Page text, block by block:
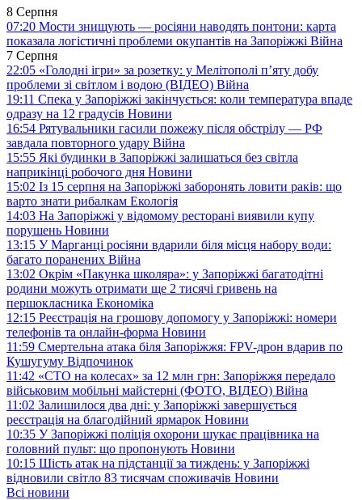
8 Серпня
07:20 Мости знищують — росіяни наводять понтони: карта
показала логістичні проблеми окупантів на Запоріжжі Війна
7 Серпня
22:05 «Голодні ігри» за розетку: у Мелітополі п’яту добу
проблеми зі світлом і водою (ВІДЕО) Війна
19:11 Спека у Запоріжжі закінчується: коли температура впаде
одразу на 12 градусів Новини
16:54 Рятувальники гасили пожежу після обстрілу — РФ
завдала повторного удару Війна
15:55 Які будинки в Запоріжжі залишаться без світла
наприкінці робочого дня Новини
15:02 Із 15 серпня на Запоріжжі заборонять ловити раків: що
варто знати рибалкам Екологія
14:03 На Запоріжжі у відомому ресторані виявили купу
порушень Новини
13:15 У Марганці росіяни вдарили біля місця набору води:
багато поранених Війна
13:02 Окрім «Пакунка школяра»: у Запоріжжі багатодітні
родини можуть отримати ще 2 тисячі гривень на
першокласника Економіка
12:15 Реєстрація на грошову допомогу у Запоріжжі: номери
телефонів та онлайн-форма Новини
11:59 Смертельна атака біля Запоріжжя: FPV-дрон вдарив по
Кушугуму Відпочинок
11:42 «СТО на колесах» за 12 млн грн: Запоріжжя передало
військовим мобільні майстерні (ФОТО, ВІДЕО) Війна
11:02 Залишилося два дні: у Запоріжжі завершується
реєстрація на благодійний ярмарок Новини
10:35 У Запоріжжі поліція охорони шукає працівника на
головний пульт: що пропонують Новини
10:15 Шість атак на підстанції за тиждень: у Запоріжжі
відновили світло 83 тисячам споживачів Новини
Всі новини